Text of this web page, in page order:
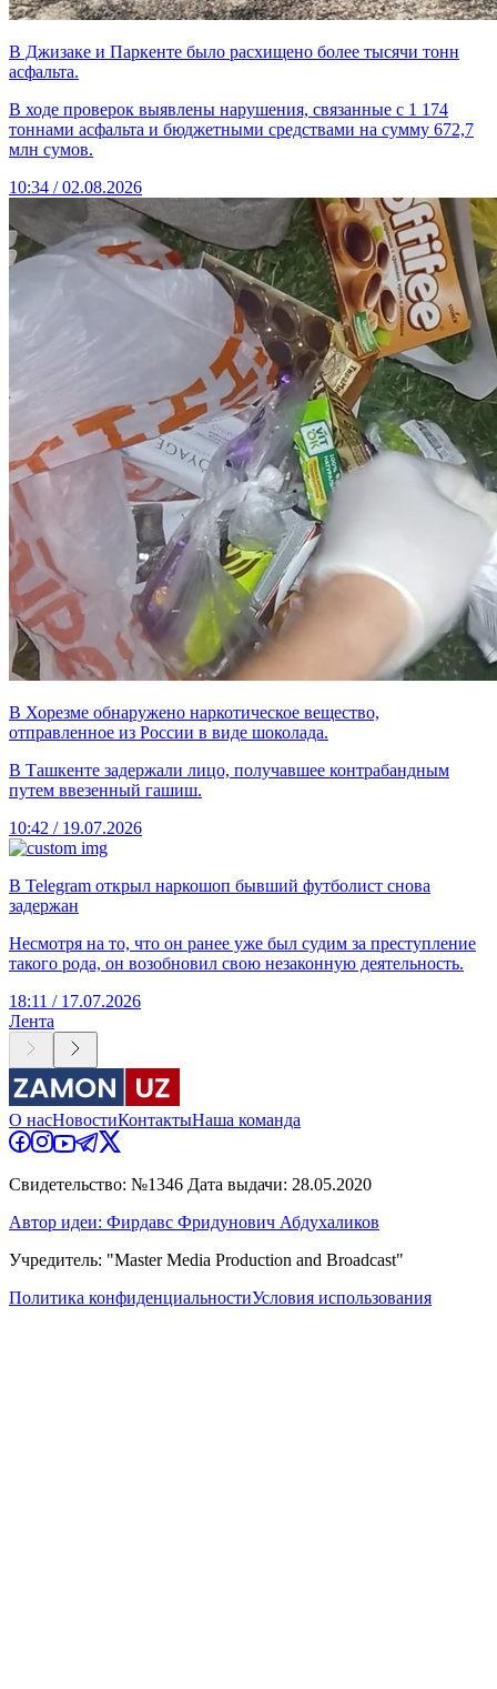
В Джизаке и Паркенте было расхищено более тысячи тонн
асфальта.
В ходе проверок выявлены нарушения, связанные с 1 174
тоннами асфальта и бюджетными средствами на сумму 672,7
млн сумов.
10:34 / 02.08.2026
В Хорезме обнаружено наркотическое вещество,
отправленное из России в виде шоколада.
В Ташкенте задержали лицо, получавшее контрабандным
путем ввезенный гашиш.
10:42 / 19.07.2026
В Telegram открыл наркошоп бывший футболист снова
задержан
Несмотря на то, что он ранее уже был судим за преступление
такого рода, он возобновил свою незаконную деятельность.
18:11 / 17.07.2026
Лента
О насНовостиКонтактыНаша команда
Свидетельство: №1346 Дата выдачи: 28.05.2020
Автор идеи: Фирдавс Фридунович Абдухаликов
Учредитель: "Master Media Production and Broadcast"
Политика конфиденциальностиУсловия использования